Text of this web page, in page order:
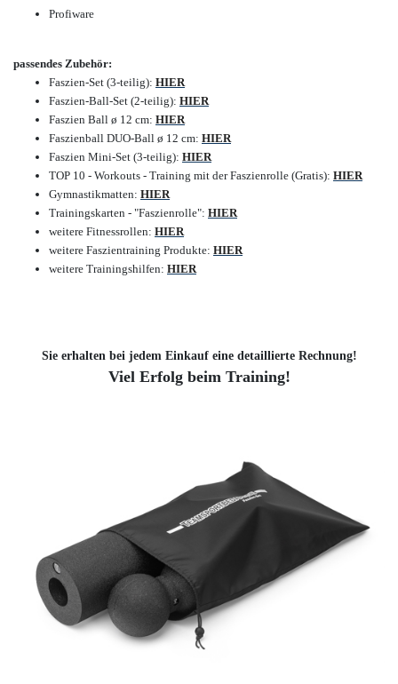
Profiware
passendes Zubehör:
Faszien-Set (3-teilig): HIER
Faszien-Ball-Set (2-teilig): HIER
Faszien Ball ø 12 cm: HIER
Faszienball DUO-Ball ø 12 cm: HIER
Faszien Mini-Set (3-teilig): HIER
TOP 10 - Workouts - Training mit der Faszienrolle (Gratis): HIER
Gymnastikmatten: HIER
Trainingskarten - "Faszienrolle": HIER
weitere Fitnessrollen: HIER
weitere Faszientraining Produkte: HIER
weitere Trainingshilfen: HIER
Sie erhalten bei jedem Einkauf eine detaillierte Rechnung!
Viel Erfolg beim Training!